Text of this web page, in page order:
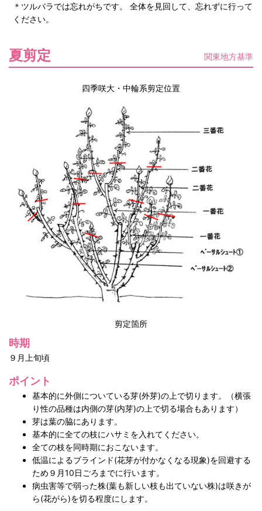
＊ツルバラでは忘れがちです。 全体を見回して、忘れずに行って
ください。
夏剪定 関東地方基準
四季咲大・中輪系剪定位置
剪定箇所
時期
９月上旬頃
ポイント
基本的に外側についている芽(外芽)の上で切ります。（横張
り性の品種は内側の芽(内芽)の上で切る場合もあります）
芽は葉の脇にあります。
基本的に全ての枝にハサミを入れてください。
全ての枝を同時期におこないます。
低温によるブラインド(花芽が付かなくなる現象)を回避する
ため９月10日ごろまでに行います。
病虫害等で弱った株(葉も新しい枝も出ていない株)は咲きが
ら(花がら)を切る程度にします。